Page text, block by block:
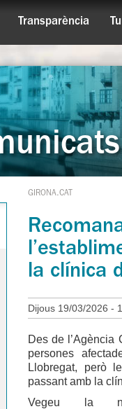
Transparència
GIRONA.CAT
la clínica
Dijous 19/03/2026 -
Des de
persones
Llobregat, però
passant amb la
Vegeu la